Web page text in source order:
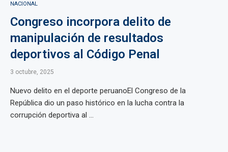
NACIONAL
Congreso incorpora delito de
manipulación de resultados
deportivos al Código Penal
3 octubre, 2025
Nuevo delito en el deporte peruanoEl Congreso de la
República dio un paso histórico en la lucha contra la
corrupción deportiva al ...